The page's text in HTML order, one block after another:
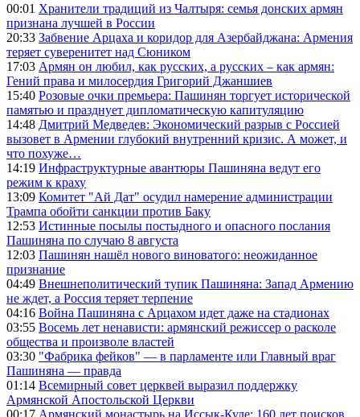
00:01 Хранители традиций из Чалтыря: семья донских армян
признана лучшей в России
20:33 Забвение Арцаха и коридор для Азербайджана: Армения
теряет суверенитет над Сюником
17:03 Армян он любил, как русских, а русских – как армян:
Гений права и милосердия Григорий Джаншиев
15:40 Розовые очки премьера: Пашинян торгует исторической
памятью и празднует дипломатическую капитуляцию
14:48 Дмитрий Медведев: Экономический разрыв с Россией
вызовет в Армении глубокий внутренний кризис. А может, и
что похуже…
14:19 Инфраструктурные авантюры Пашиняна ведут его
режим к краху
13:09 Комитет "Ай Дат" осудил намерение администрации
Трампа обойти санкции против Баку
12:53 Истинные посылы постыдного и опасного послания
Пашиняна по случаю 8 августа
12:03 Пашинян нашёл нового виноватого: неожиданное
признание
04:49 Внешнеполитический тупик Пашиняна: Запад Армению
не ждет, а Россия теряет терпение
04:16 Война Пашиняна с Арцахом идет даже на стадионах
03:55 Восемь лет ненависти: армянский режиссер о расколе
общества и произволе властей
03:30 "Фабрика фейков" — в парламенте или Главный враг
Пашиняна — правда
01:14 Всемирный совет церквей выразил поддержку
Армянской Апостольской Церкви
00:17 Армянский монастырь на Иссык-Куле: 160 лет поисков